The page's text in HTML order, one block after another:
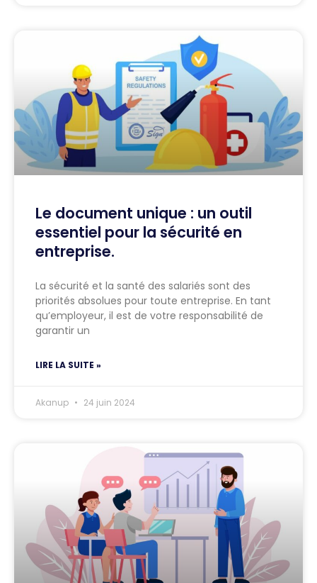
Le document unique : un outil
essentiel pour la sécurité en
entreprise.
La sécurité et la santé des salariés sont des
priorités absolues pour toute entreprise. En tant
qu’employeur, il est de votre responsabilité de
garantir un
LIRE LA SUITE »
Akanup 24 juin 2024